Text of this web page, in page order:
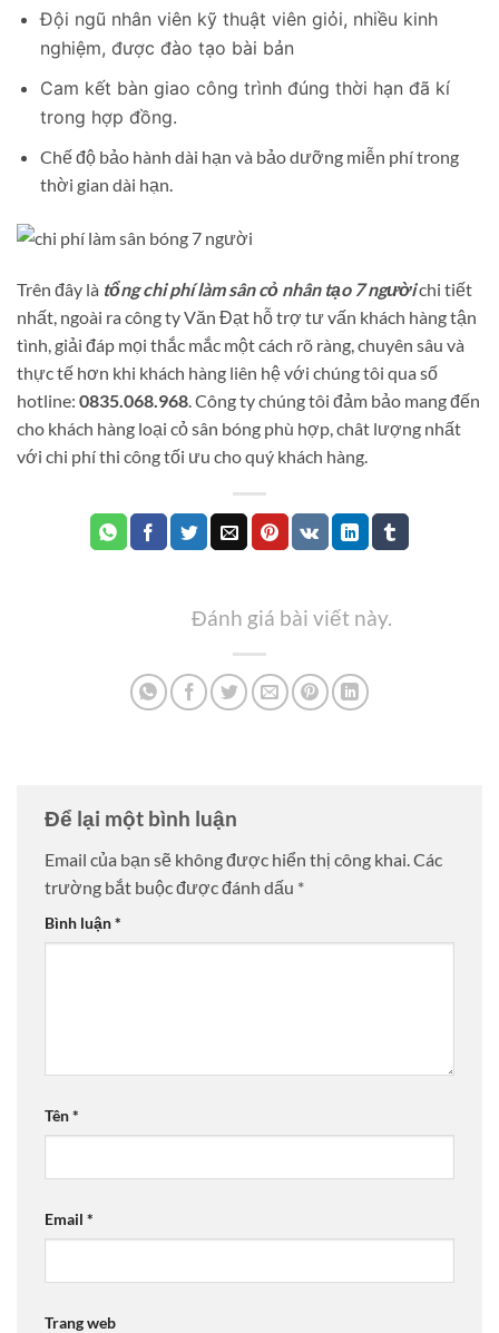
Đội ngũ nhân viên kỹ thuật viên giỏi, nhiều kinh
nghiệm, được đào tạo bài bản
Cam kết bàn giao công trình đúng thời hạn đã kí
trong hợp đồng.
Chế độ bảo hành dài hạn và bảo dưỡng miễn phí trong
thời gian dài hạn.
Trên đây là tổng chi phí làm sân cỏ nhân tạo 7 ngườichi tiết
nhất, ngoài ra công ty Văn Đạt hỗ trợ tư vấn khách hàng tận
tình, giải đáp mọi thắc mắc một cách rõ ràng, chuyên sâu và
thực tế hơn khi khách hàng liên hệ với chúng tôi qua số
hotline: 0835.068.968 . Công ty chúng tôi đảm bảo mang đến
cho khách hàng loại cỏ sân bóng phù hợp, chât lượng nhất
với chi phí thi công tối ưu cho quý khách hàng.
Đánh giá bài viết này.
Để lại một bình luận
Email của bạn sẽ không được hiển thị công khai.Các
trường bắt buộc được đánh dấu *
Bình luận*
Tên*
Email *
Trang web